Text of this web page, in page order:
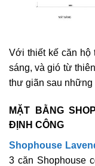
Với thiết kế căn hộ
sáng, và gió từ
thư giãn sau những
MẶT BẰNG
ĐỊNH CÔNG
Shophouse
3 căn Shophouse